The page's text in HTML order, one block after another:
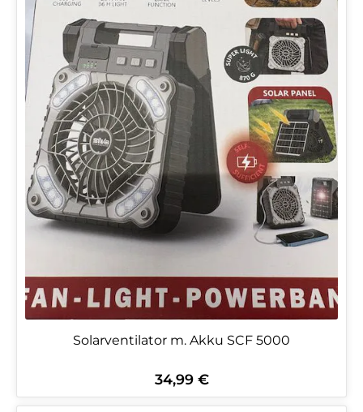
Solarventilator m. Akku SCF 5000
Regulärer Preis:
34,99 €